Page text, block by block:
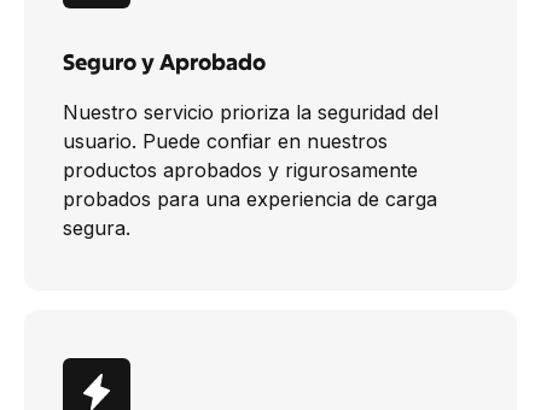
Seguro y Aprobado
Nuestro servicio prioriza la seguridad del
usuario. Puede confiar en nuestros
productos aprobados y rigurosamente
probados para una experiencia de carga
segura.